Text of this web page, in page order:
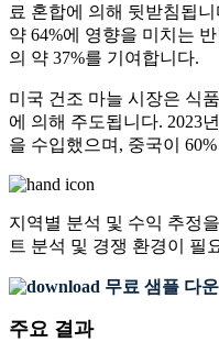
료 혼합에 의해 뒷받침됩
약 64%에 영향을 미치는
의 약 37%를 기여합니다.
미국 건조 마늘 시장은 식
에 의해 주도됩니다. 2023
을 수입했으며, 중국이
지역별 분석 및 수익 추정
트 분석 및 경쟁 환경이 필
무료 샘플 다
주요 결과